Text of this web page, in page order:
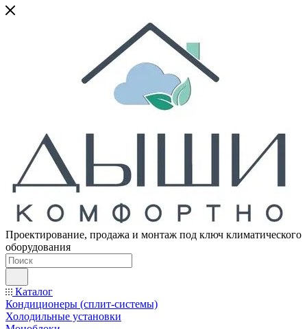
Проектирование, продажа и монтаж под ключ климатического
оборудования
Каталог
Кондиционеры (сплит-системы)
Холодильные установки